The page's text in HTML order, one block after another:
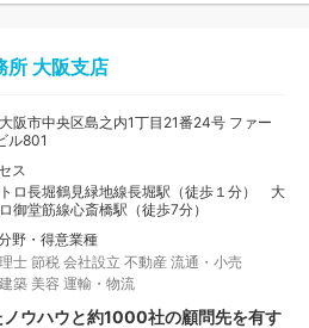
所 大阪支店
阪市中央区島之内1丁目21番24号 ファー
ル801
ス
ロ長堀鶴見緑地線長堀駅（徒歩１分） 大
御堂筋線心斎橋駅（徒歩7分）
野・得意業種
士 節税 会社設立 不動産 流通・小売
築 美容 運輸・物流
ウハウと約1000社の顧問先を有す